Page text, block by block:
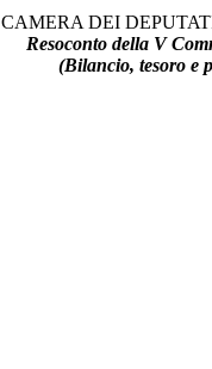
CAMERA DEI
Resoconto della V
(Bilancio, tesoro e